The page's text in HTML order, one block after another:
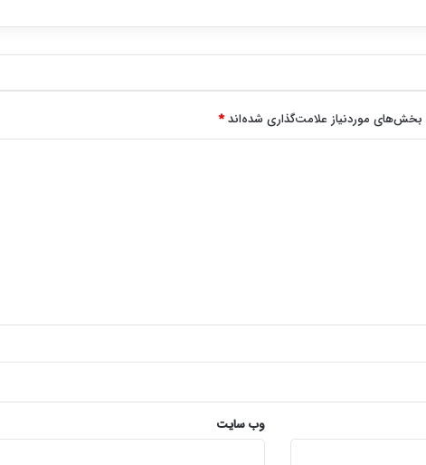
بخش‌های موردنیاز علامت‌گذاری شده‌اند*
وب‌ سایت